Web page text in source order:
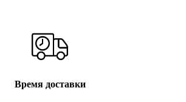
Время доставки